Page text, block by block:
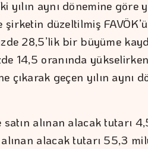
yılın aynı dönemine göre
şirketin düzeltilmiş
28,5’lik bir büyüme
14,5 oranında
çıkarak geçen yılın aynı
alınan alacak tutarı
alacak tutarı 55,3